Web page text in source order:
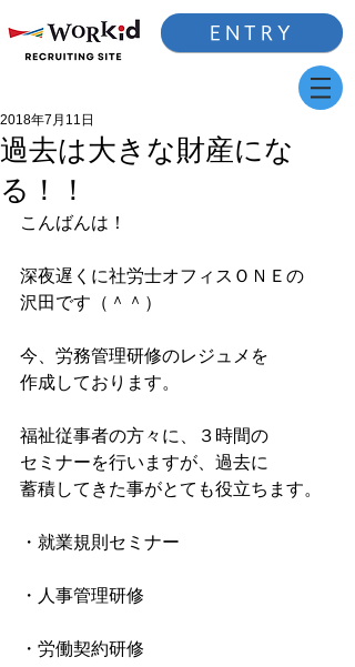
ENTRY
過去は大きな財産にな
る！！
2018年7月11日
こんばんは！
深夜遅くに社労士オフィスＯＮＥの
沢田です（＾＾）
今、労務管理研修のレジュメを
作成しております。
福祉従事者の方々に、３時間の
セミナーを行いますが、過去に
蓄積してきた事がとても役立ちます。
・就業規則セミナー
・人事管理研修
・労働契約研修